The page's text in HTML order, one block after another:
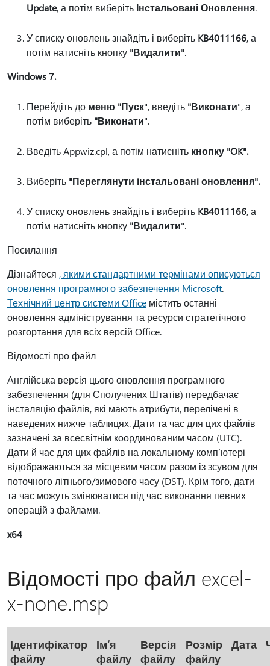
Update, а потім виберіть Інстальовані Оновлення.
У списку оновлень знайдіть і виберіть KB4011166, а
потім натисніть кнопку "Видалити".
Windows 7.
Перейдіть до меню "Пуск", введіть "Виконати", а
потім виберіть "Виконати".
Введіть Appwiz.cpl, а потім натисніть кнопку "OK".
Виберіть "Переглянути інстальовані оновлення".
У списку оновлень знайдіть і виберіть KB4011166, а
потім натисніть кнопку "Видалити".
Посилання
Дізнайтеся , якими стандартними термінами описуються
оновлення програмного забезпечення Microsoft.
Технічний центр системи Office містить останні
оновлення адміністрування та ресурси стратегічного
розгортання для всіх версій Office.
Відомості про файл
Англійська версія цього оновлення програмного
забезпечення (для Сполучених Штатів) передбачає
інсталяцію файлів, які мають атрибути, перелічені в
наведених нижче таблицях. Дати та час для цих файлів
зазначені за всесвітнім координованим часом (UTC).
Дати й час для цих файлів на локальному комп’ютері
відображаються за місцевим часом разом із зсувом для
поточного літнього/зимового часу (DST). Крім того, дати
та час можуть змінюватися під час виконання певних
операцій з файлами.
x64
Відомості про файл excel-
x-none.msp
Ідентифікатор
файлу
Ім’я
файлу
Версія
файлу
Розмір
файлу
Дата